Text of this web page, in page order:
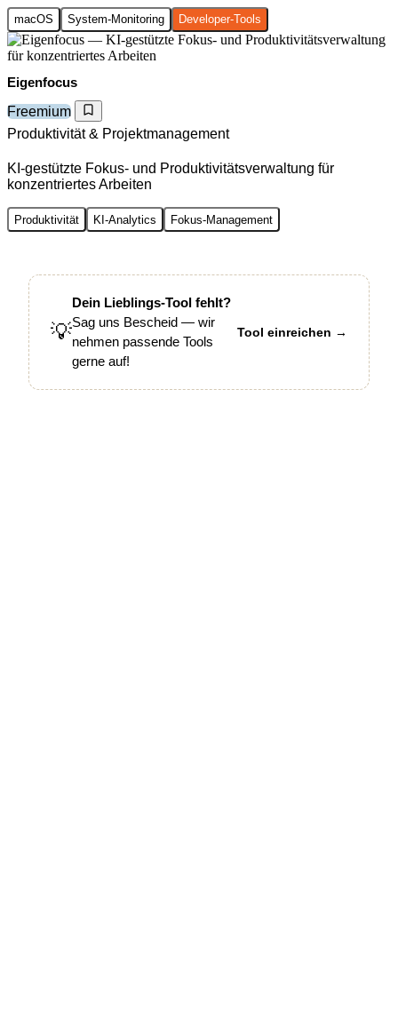
macOS System-Monitoring Developer-Tools
Eigenfocus
Freemium
Produktivität & Projektmanagement
KI-gestützte Fokus- und Produktivitätsverwaltung für
konzentriertes Arbeiten
Produktivität KI-Analytics Fokus-Management
💡
Dein Lieblings-Tool fehlt?
Sag uns Bescheid — wir
nehmen passende Tools
gerne auf!
Tool einreichen →